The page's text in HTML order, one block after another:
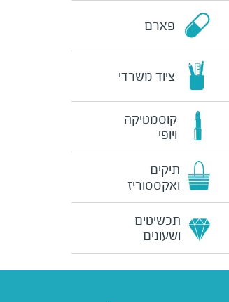
פארם
ציוד משרדי
קוסמטיקה
ויופי
תיקים
ואקססוריז
תכשיטים
ושעונים